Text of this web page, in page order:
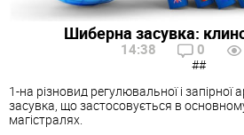
Шиберна засувка:
14:38 0
##
1-на різновид регулювальної і
засувка, що застосовується в
магістралях.